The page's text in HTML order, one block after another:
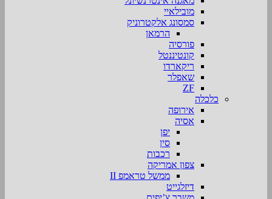
מובילאיי
סמסונג אלקטרוניק
הרמאן
פורסיה
קונטיננטל
ריקארדו
שאפלר
ZF
כלכלה
אירופה
אסיה
יפן
סין
רכבות
צפון אמריקה
ממשל טראמפ II
דיזלגייט